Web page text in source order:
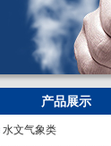
产品展示
水文气象类